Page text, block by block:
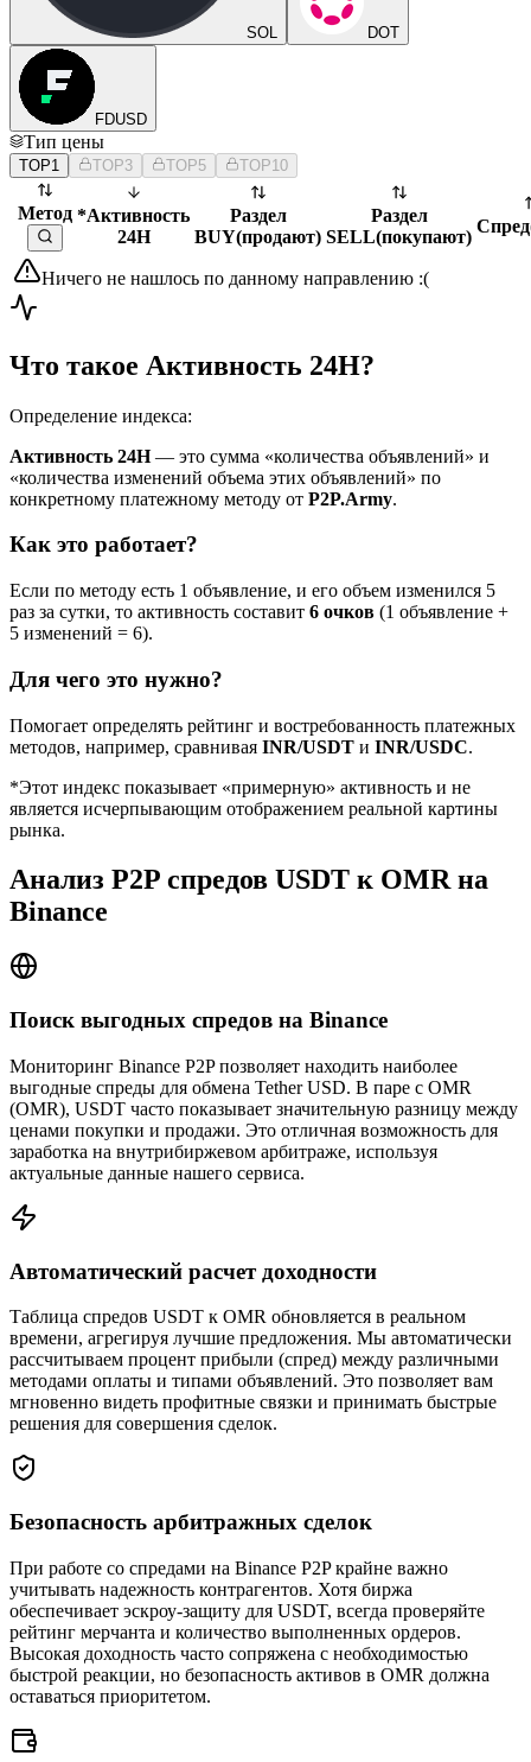
SOL DOT
FDUSD
Тип цены
TOP1 TOP3 TOP5 TOP10
Метод *Активность
24H
Раздел
BUY(продают)
Раздел
SELL(покупают)
Спред
Ничего не нашлось по данному направлению :(
Что такое Активность 24H?
Определение индекса:
Активность 24H— это сумма «количества объявлений» и
«количества изменений объема этих объявлений» по
конкретному платежному методу от P2P.Army.
Как это работает?
Если по методу есть 1 объявление, и его объем изменился 5
раз за сутки, то активность составит 6 очков (1 объявление +
5 изменений = 6).
Для чего это нужно?
Помогает определять рейтинг и востребованность платежных
методов, например, сравнивая INR/USDT и INR/USDC.
*Этот индекс показывает «примерную» активность и не
является исчерпывающим отображением реальной картины
рынка.
Анализ P2P спредов USDT к OMR на
Binance
Поиск выгодных спредов на Binance
Мониторинг Binance P2P позволяет находить наиболее
выгодные спреды для обмена Tether USD. В паре с OMR
(OMR), USDT часто показывает значительную разницу между
ценами покупки и продажи. Это отличная возможность для
заработка на внутрибиржевом арбитраже, используя
актуальные данные нашего сервиса.
Автоматический расчет доходности
Таблица спредов USDT к OMR обновляется в реальном
времени, агрегируя лучшие предложения. Мы автоматически
рассчитываем процент прибыли (спред) между различными
методами оплаты и типами объявлений. Это позволяет вам
мгновенно видеть профитные связки и принимать быстрые
решения для совершения сделок.
Безопасность арбитражных сделок
При работе со спредами на Binance P2P крайне важно
учитывать надежность контрагентов. Хотя биржа
обеспечивает эскроу-защиту для USDT, всегда проверяйте
рейтинг мерчанта и количество выполненных ордеров.
Высокая доходность часто сопряжена с необходимостью
быстрой реакции, но безопасность активов в OMR должна
оставаться приоритетом.